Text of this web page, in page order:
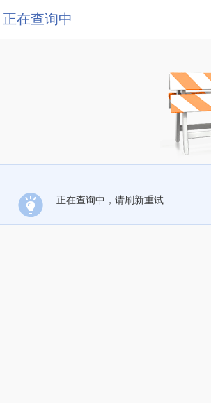
正在查询中
正在查询中，请刷新重试